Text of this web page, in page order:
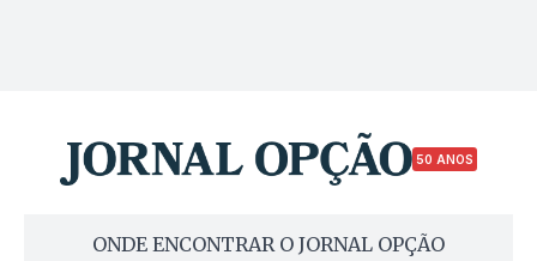
50 ANOS
ONDE ENCONTRAR O JORNAL OPÇÃO